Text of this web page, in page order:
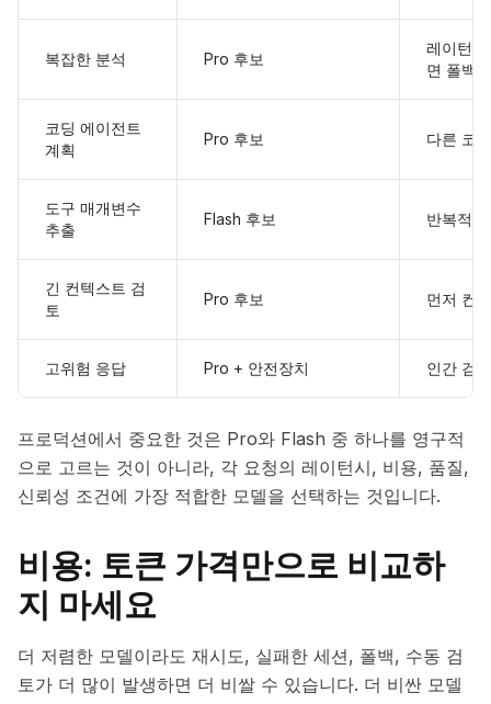
복잡한 분석 Pro 후보
레이턴
면 폴백
코딩 에이전트
계획
Pro 후보 다른 코
도구 매개변수
추출
Flash 후보 반복적
긴 컨텍스트 검
토
Pro 후보 먼저 컨
고위험 응답 Pro + 안전장치 인간 검
프로덕션에서 중요한 것은 Pro와 Flash 중 하나를 영구적
으로 고르는 것이 아니라, 각 요청의 레이턴시, 비용, 품질,
신뢰성 조건에 가장 적합한 모델을 선택하는 것입니다.
비용: 토큰 가격만으로 비교하
지 마세요
더 저렴한 모델이라도 재시도, 실패한 세션, 폴백, 수동 검
토가 더 많이 발생하면 더 비쌀 수 있습니다. 더 비싼 모델